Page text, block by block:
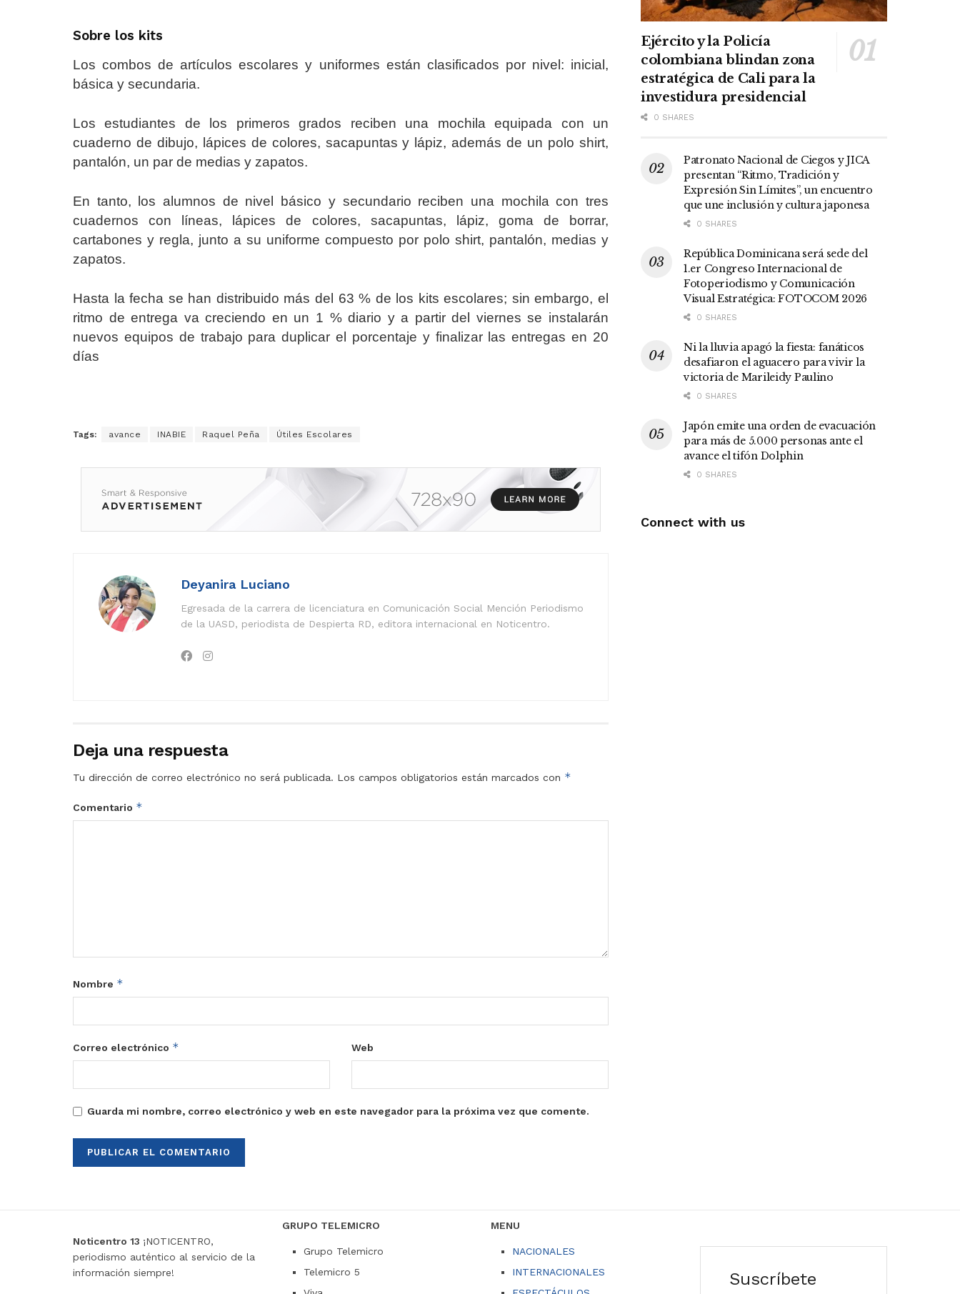
Sobre los kits
Los combos de artículos escolares y uniformes están clasificados por nivel: inicial,
básica y secundaria.
Los estudiantes de los primeros grados reciben una mochila equipada con un
cuaderno de dibujo, lápices de colores, sacapuntas y lápiz, además de un polo shirt,
pantalón, un par de medias y zapatos.
En tanto, los alumnos de nivel básico y secundario reciben una mochila con tres
cuadernos con líneas, lápices de colores, sacapuntas, lápiz, goma de borrar,
cartabones y regla, junto a su uniforme compuesto por polo shirt, pantalón, medias y
zapatos.
Hasta la fecha se han distribuido más del 63 % de los kits escolares; sin embargo, el
ritmo de entrega va creciendo en un 1 % diario y a partir del viernes se instalarán
nuevos equipos de trabajo para duplicar el porcentaje y finalizar las entregas en 20
días
Tags: avance INABIE Raquel Peña Útiles Escolares
Deyanira Luciano
Egresada de la carrera de licenciatura en Comunicación Social Mención Periodismo
de la UASD, periodista de Despierta RD, editora internacional en Noticentro.
Deja una respuesta
Tu dirección de correo electrónico no será publicada. Los campos obligatorios están marcados con *
Comentario *
Nombre *
Correo electrónico * Web
Guarda mi nombre, correo electrónico y web en este navegador para la próxima vez que comente.
Ejército y la Policía
colombiana blindan zona
estratégica de Cali para la
investidura presidencial
0 SHARES
Patronato Nacional de Ciegos y JICA
presentan “Ritmo, Tradición y
Expresión Sin Límites”, un encuentro
que une inclusión y cultura japonesa
0 SHARES
República Dominicana será sede del
1.er Congreso Internacional de
Fotoperiodismo y Comunicación
Visual Estratégica: FOTOCOM 2026
0 SHARES
Ni la lluvia apagó la fiesta: fanáticos
desafiaron el aguacero para vivir la
victoria de Marileidy Paulino
0 SHARES
Japón emite una orden de evacuación
para más de 5.000 personas ante el
avance el tifón Dolphin
0 SHARES
Connect with us
Noticentro 13 ¡NOTICENTRO,
periodismo auténtico al servicio de la
información siempre!
GRUPO TELEMICRO
Grupo Telemicro
Telemicro 5
MENU
NACIONALES
INTERNACIONALES
Suscríbete